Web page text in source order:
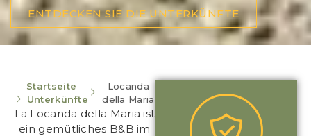
ENTDECKEN SIE DIE UNTERKÜNFTE
Startseite
Unterkünfte
Locanda
della Maria
La Locanda della Maria ist
ein gemütliches B&B im